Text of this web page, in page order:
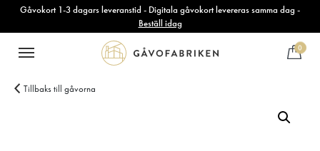
Gåvokort 1-3 dagars leveranstid - Digitala gåvokort levereras samma dag -
Beställ idag
0
Tillbaks till gåvorna